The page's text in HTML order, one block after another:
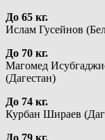
До 65 кг.
Ислам Гусейнов
До 70 кг.
Магомед
(Дагестан)
До 74 кг.
Курбан Шираев
До 79 кг.